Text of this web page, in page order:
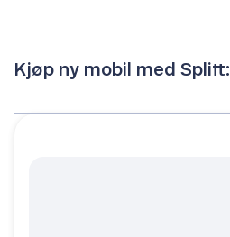
Kjøp ny mobil med Splitt: